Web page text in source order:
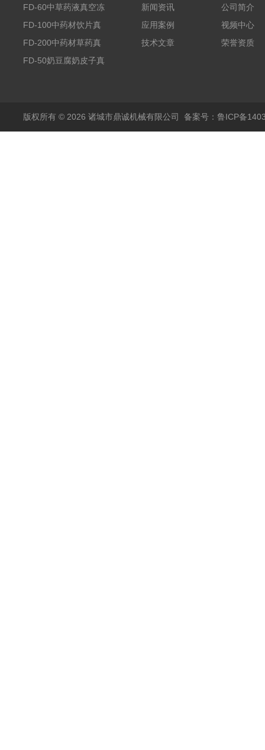
FD-60中草药液真空冻
干机
FD-100中药材饮片真
空冻干机
FD-200中药材草药真
空冻干机
FD-50奶豆腐奶皮子真
新闻资讯
应用案例
技术文章
公司简介
视频中心
荣誉资质
版权所有 © 2026 诸城市鼎诚机械有限公司 备案号：鲁ICP备